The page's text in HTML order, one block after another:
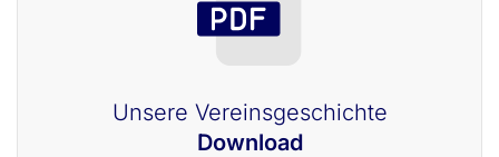
Unsere Vereinsgeschichte
Download